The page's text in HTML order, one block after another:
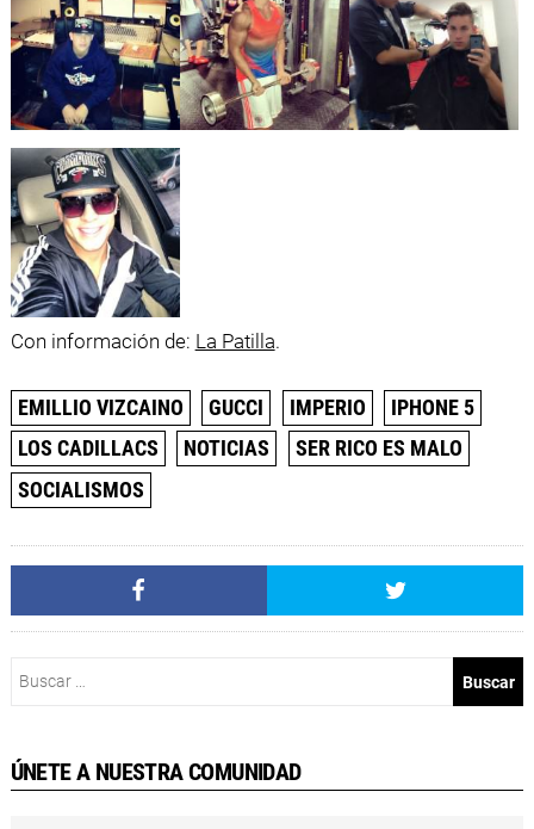
Con información de: La Patilla.
EMILLIO VIZCAINO GUCCI IMPERIO
IPHONE 5
LOS CADILLACS
NOTICIAS
SER RICO ES MALO
SOCIALISMOS
ÚNETE A NUESTRA COMUNIDAD